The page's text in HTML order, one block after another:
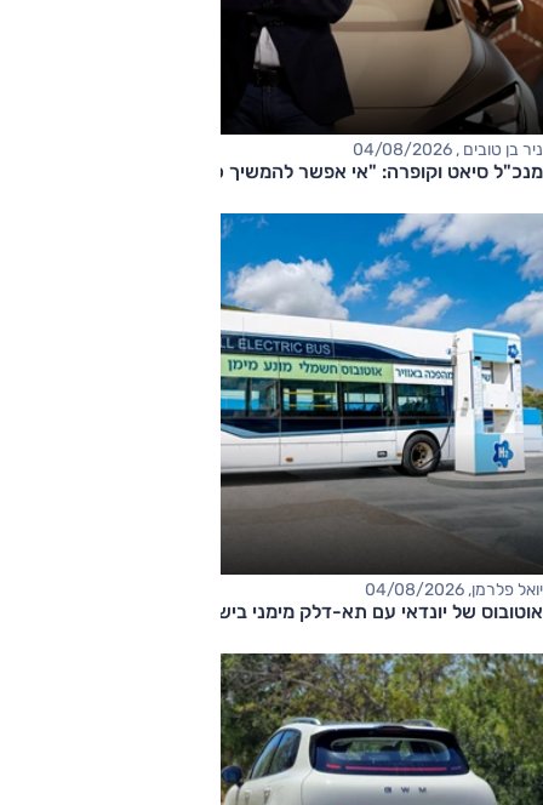
ניר בן טובים , 04/08/2026
מנכ"ל סיאט וקופרה: "אי אפשר להמשיך כך"
יואל פלרמן, 04/08/2026
אוטובוס של יונדאי עם תא-דלק מימני בישראל